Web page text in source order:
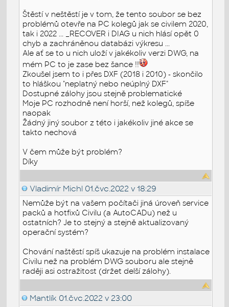
Štěstí v neštěstí je v tom, že tento soubor se bez
problémů otevře na PC kolegů jak se civilem 2020,
tak i 2022 ... _RECOVER i DIAG u nich hlásí opět 0
chyb a zachráněnou databázi výkresu ...
Ale ať se to u nich uloží v jakékoliv verzi DWG, na
mém PC to je zase bez šance !!
Zkoušel jsem to i přes DXF (2018 i 2010) - skončilo
to hláškou "neplatný nebo neúplný DXF"
Dostupné zálohy jsou stejně problematické
Moje PC rozhodně není horší, než kolegů, spíše
naopak
Žádný jiný soubor z této i jakékoliv jiné akce se
takto nechová
V čem může být problém?
Díky
Vladimír Michl 01.čvc.2022 v 18:29
Nemůže být na vašem počítači jiná úroveň service
packů a hotfixů Civilu (a AutoCADu) než u
ostatních? Je to stejný a stejně aktualizovaný
operační systém?
Chování naštěstí spíš ukazuje na problém instalace
Civilu než na problém DWG souboru ale stejně
raději asi ostražitost (držet delší zálohy).
Mantlík 01.čvc.2022 v 23:00